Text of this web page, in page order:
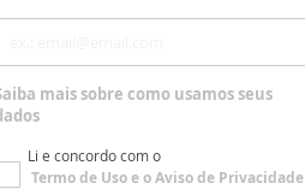
mais sobre como usamos seus
Li e concordo com o
Termo de Usoe oAviso de Privacidade